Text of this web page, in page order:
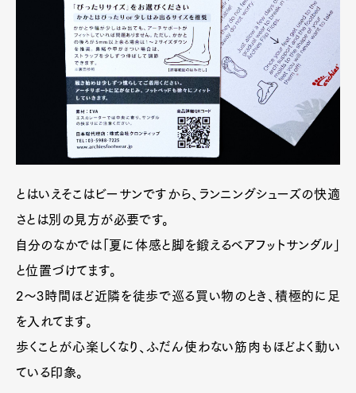
Art&Design
とはいえそこはビーサンですから、ランニングシューズの快適
さとは別の見方が必要です。
自分のなかでは「夏に体感と脚を鍛えるベアフットサンダル」
と位置づけてます。
2〜3時間ほど近隣を徒歩で巡る買い物のとき、積極的に足
を入れてます。
歩くことが心楽しくなり、ふだん使わない筋肉もほどよく動い
ている印象。